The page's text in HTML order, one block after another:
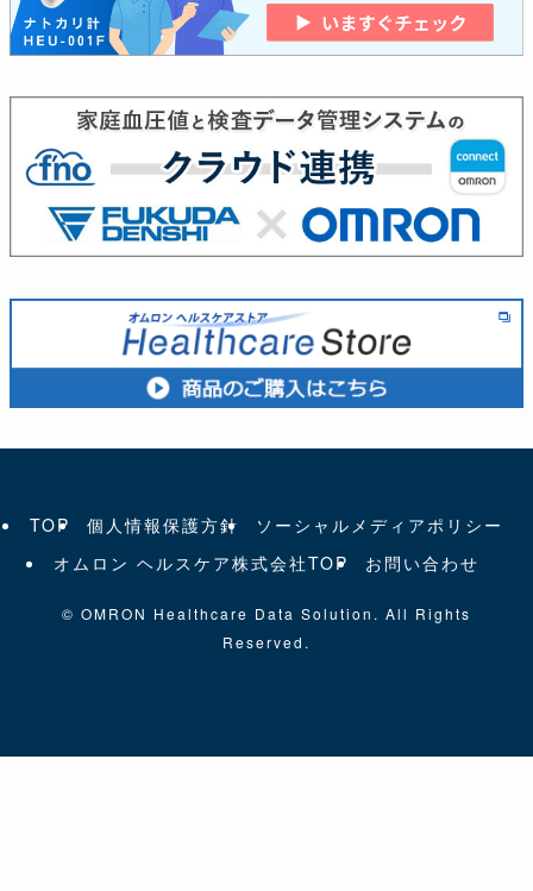
TOP 個人情報保護方針
ソーシャルメディアポリシー
オムロン ヘルスケア株式会社TOP
お問い合わせ
© OMRON Healthcare Data Solution. All Rights
Reserved.